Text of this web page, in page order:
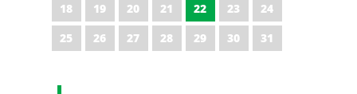
18
19 20 21 22 23
24
25
26 27 28 29 30 31